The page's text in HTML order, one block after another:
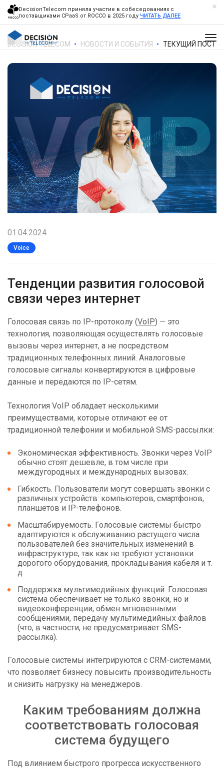
DecisionTelecom приняла участие в собеседованиях с
поставщиками CPaaS от ROCCO в 2025 году ЧИТАТЬ ДАЛЕЕ
DECISION TELECOM НОВОСТИ И СОБЫТИЯ ТЕКУЩИЙ ПОСТ
01.04.2024
Voice
Тенденции развития голосовой
связи через интернет
Голосовая связь по IP-протоколу (VoIP) — это
технология, позволяющая осуществлять голосовые
вызовы через интернет, а не посредством
традиционных телефонных линий. Аналоговые
голосовые сигналы конвертируются в цифровые
данные и передаются по IP-сетям.
Технология VoIP обладает несколькими
преимуществами, которые отличают ее от
традиционной телефонии и мобильной SMS-рассылки:
Экономическая эффективность. Звонки через VoIP
обычно стоят дешевле, в том числе при
междугородных и международных вызовах.
Гибкость. Пользователи могут совершать звонки с
различных устройств: компьютеров, смартфонов,
планшетов и IP-телефонов.
Масштабируемость. Голосовые системы быстро
адаптируются к обслуживанию растущего числа
пользователей без значительных изменений в
инфраструктуре, так как не требуют установки
дорогого оборудования, прокладывания кабеля и т.
д.
Поддержка мультимедийных функций. Голосовая
система обеспечивает не только звонки, но и
видеоконференции, обмен мгновенными
сообщениями, передачу мультимедийных файлов
(что, в частности, не предусматривает SMS-
рассылка).
Голосовые системы интегрируются с CRM-системами,
что позволяет бизнесу повысить производительность
и снизить нагрузку на менеджеров.
Каким требованиям должна
соответствовать голосовая
система будущего
Под влиянием быстрого прогресса искусственного